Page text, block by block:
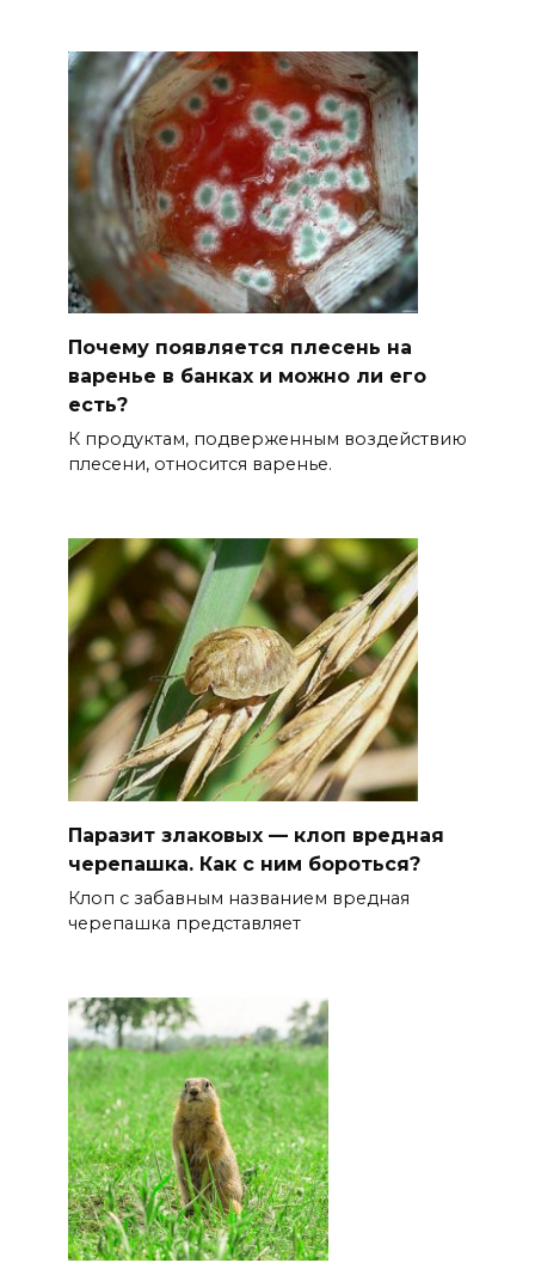
Почему появляется плесень на
варенье в банках и можно ли его
есть?
К продуктам, подверженным воздействию
плесени, относится варенье.
Паразит злаковых — клоп вредная
черепашка. Как с ним бороться?
Клоп с забавным названием вредная
черепашка представляет